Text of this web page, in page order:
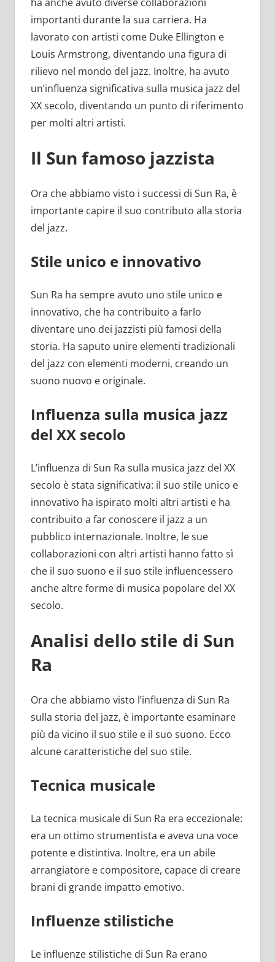
importanti durante la sua carriera. Ha
lavorato con artisti come Duke Ellington e
Louis Armstrong, diventando una figura di
rilievo nel mondo del jazz. Inoltre, ha avuto
un’influenza significativa sulla musica jazz del
XX secolo, diventando un punto di riferimento
per molti altri artisti.
Il Sun famoso jazzista
Ora che abbiamo visto i successi di Sun Ra, è
importante capire il suo contributo alla storia
del jazz.
Stile unico e innovativo
Sun Ra ha sempre avuto uno stile unico e
innovativo, che ha contribuito a farlo
diventare uno dei jazzisti più famosi della
storia. Ha saputo unire elementi tradizionali
del jazz con elementi moderni, creando un
suono nuovo e originale.
Influenza sulla musica jazz
del XX secolo
L’influenza di Sun Ra sulla musica jazz del XX
secolo è stata significativa: il suo stile unico e
innovativo ha ispirato molti altri artisti e ha
contribuito a far conoscere il jazz a un
pubblico internazionale. Inoltre, le sue
collaborazioni con altri artisti hanno fatto sì
che il suo suono e il suo stile influencessero
anche altre forme di musica popolare del XX
secolo.
Analisi dello stile di Sun
Ra
Ora che abbiamo visto l’influenza di Sun Ra
sulla storia del jazz, è importante esaminare
più da vicino il suo stile e il suo suono. Ecco
alcune caratteristiche del suo stile.
Tecnica musicale
La tecnica musicale di Sun Ra era eccezionale:
era un ottimo strumentista e aveva una voce
potente e distintiva. Inoltre, era un abile
arrangiatore e compositore, capace di creare
brani di grande impatto emotivo.
Influenze stilistiche
Le influenze stilistiche di Sun Ra erano